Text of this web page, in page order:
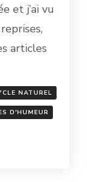
et j’ai vu
articles
NATUREL
D'HUMEUR